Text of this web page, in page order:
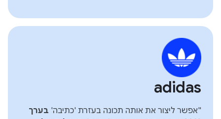
adidas
"אפשר ליצור את אותה תכונה בעזרת 'כתיבה' בערך